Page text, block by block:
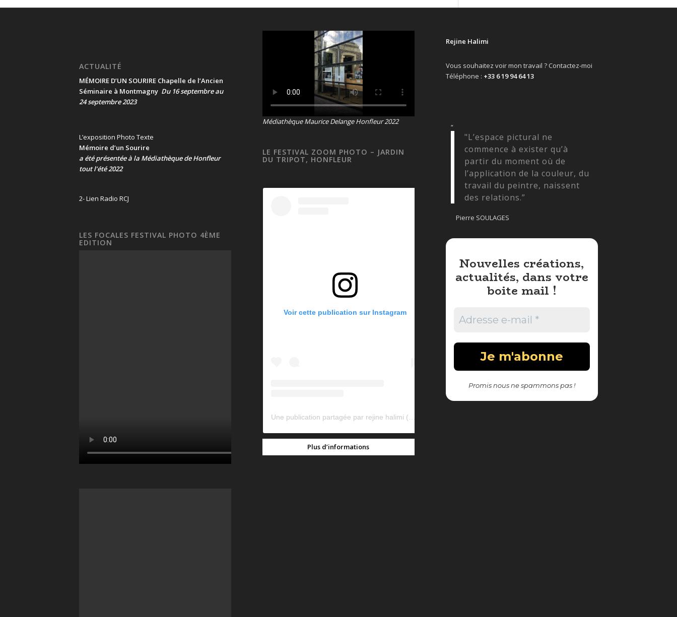
ACTUALITÉ
MÉMOIRE D’UN SOURIRE Chapelle de l’Ancien
Séminaire à Montmagny Du 16 septembre au
24 septembre 2023
L’exposition Photo Texte
Mémoire d’un Sourire
a été présentéeà la Médiathèque de Honfleur
tout l’été 2022
2- Lien Radio RCJ
LES FOCALES FESTIVAL PHOTO 4ÈME
EDITION
Médiathèque Maurice Delange Honfleur 2022
LE FESTIVAL ZOOM PHOTO – JARDIN
DU TRIPOT, HONFLEUR
Voir cette publication sur Instagram
Plus d’informations
Rejine Halimi
Vous souhaitez voir mon travail ? Contactez-moi
Téléphone : +33 6 19 94 64 13
“
"L’espace pictural ne
commence à exister qu’à
partir du moment où de
l’application de la couleur, du
travail du peintre, naissent
des relations.”
Pierre SOULAGES
Nouvelles créations,
actualités, dans votre
boite mail !
Promis nous ne spammons pas !